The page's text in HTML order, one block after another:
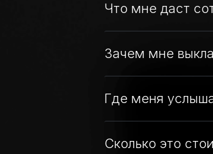
Что мне даст
Зачем мне
Где меня
Сколько это